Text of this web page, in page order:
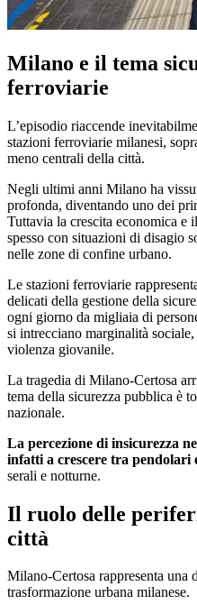
Milano e il tema
ferroviarie
L’episodio riaccende
stazioni ferroviarie milanesi,
meno centrali della città.
Negli ultimi anni Milano ha
profonda, diventando uno dei
Tuttavia la crescita economica
spesso con situazioni di disagio
nelle zone di confine urbano.
Le stazioni ferroviarie
delicati della gestione della
ogni giorno da migliaia di
si intrecciano marginalità
violenza giovanile.
La tragedia di Milano-Certosa
tema della sicurezza pubblica è
nazionale.
La percezione di insicurezza
infatti a crescere tra pendolari
serali e notturne.
Il ruolo delle
città
Milano-Certosa rappresenta una
trasformazione urbana milanese.